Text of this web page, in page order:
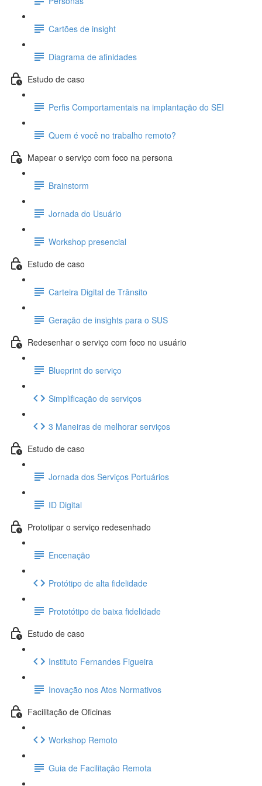
Cartões de insight
Diagrama de afinidades
Estudo de caso
Perfis Comportamentais na implantação do SEI
Quem é você no trabalho remoto?
Mapear o serviço com foco na persona
Brainstorm
Jornada do Usuário
Workshop presencial
Estudo de caso
Carteira Digital de Trânsito
Geração de insights para o SUS
Redesenhar o serviço com foco no usuário
Blueprint do serviço
Simplificação de serviços
3 Maneiras de melhorar serviços
Estudo de caso
Jornada dos Serviços Portuários
ID Digital
Prototipar o serviço redesenhado
Encenação
Protótipo de alta fidelidade
Prototótipo de baixa fidelidade
Estudo de caso
Instituto Fernandes Figueira
Inovação nos Atos Normativos
Facilitação de Oficinas
Workshop Remoto
Guia de Facilitação Remota